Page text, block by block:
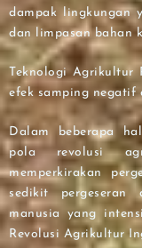
dampak lingkungan
dan limpasan bahan
Teknologi Agrikultur
efek samping negatif
Dalam beberapa
pola revolusi
memperkirakan
sedikit
manusia yang
Revolusi Agrikultur